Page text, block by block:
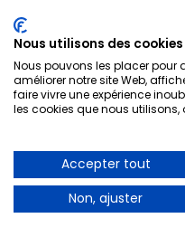
Nous utilisons des cookies
Nous pouvons les placer pour
améliorer notre site Web,
faire vivre une expérience
les cookies que nous utilisons,
Accepter tout
Non, ajuster